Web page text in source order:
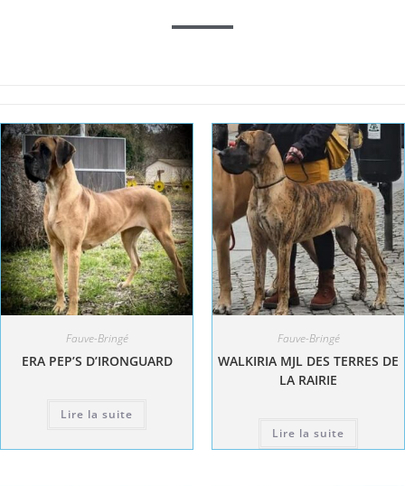
Fauve-Bringé
ERA PEP’S D’IRONGUARD
Lire la suite
Fauve-Bringé
WALKIRIA MJL DES TERRES DE
LA RAIRIE
Lire la suite